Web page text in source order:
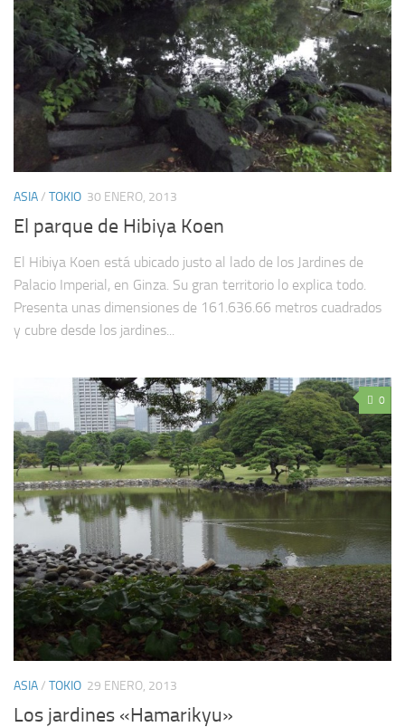
ASIA/ TOKIO 30 ENERO, 2013
El parque de Hibiya Koen
El Hibiya Koen está ubicado justo al lado de los Jardines de
Palacio Imperial, en Ginza. Su gran territorio lo explica todo.
Presenta unas dimensiones de 161.636.66 metros cuadrados
y cubre desde los jardines...
0
ASIA/ TOKIO 29 ENERO, 2013
Los jardines «Hamarikyu»